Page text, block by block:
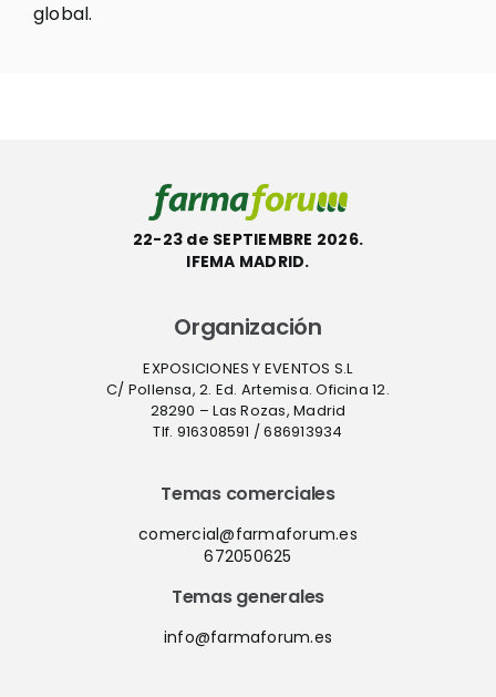
global.
22-23 de SEPTIEMBRE 2026.
IFEMA MADRID.
Organización
EXPOSICIONES Y EVENTOS S.L
C/ Pollensa, 2. Ed. Artemisa. Oficina 12.
28290 – Las Rozas, Madrid
Tlf. 916308591 / 686913934
Temas comerciales
comercial@farmaforum.es
672050625
Temas generales
info@farmaforum.es